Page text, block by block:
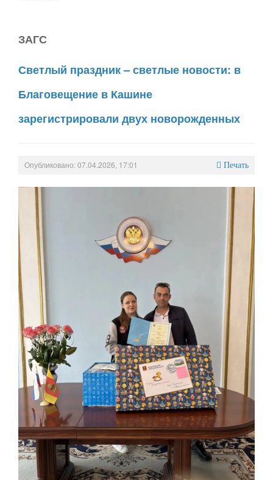
ЗАГС
Светлый праздник – светлые новости: в
Благовещение в Кашине
зарегистрировали двух новорожденных
Опубликовано: 07.04.2026, 17:01 Печать